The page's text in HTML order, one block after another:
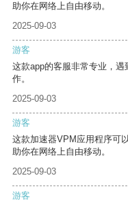
助你在网络上自由移动。
2025-09-03
游客
这款app的客服非常专业，
作。
2025-09-03
游客
这款加速器VPM应用程序可
助你在网络上自由移动。
2025-09-03
游客